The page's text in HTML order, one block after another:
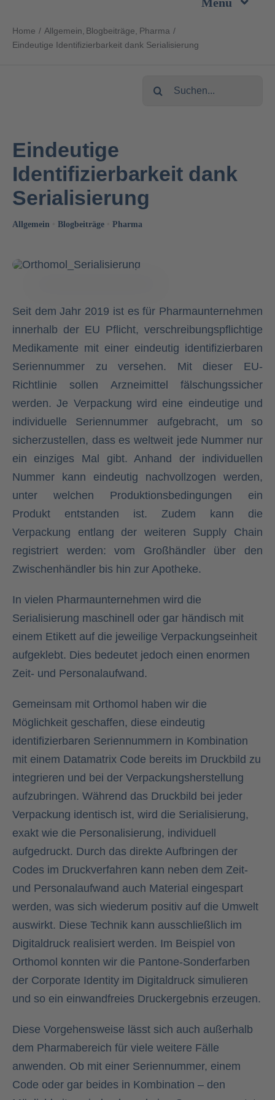
Inhalt
springen
Unternehmen
Nachhaltigkeit
Karriere
Home Allgemein Blogbeiträge Pharma
Eindeutige Identifizierbarkeit dank Serialisierung
Suche
Eindeutige
Identifizierbarkeit dank
Serialisierung
Allgemein Blogbeiträge• Pharma
Seit dem Jahr 2019 ist es für Pharmaunternehmen
innerhalb der EU Pflicht, verschreibungspflichtige
Medikamente mit einer eindeutig identifizierbaren
Seriennummer zu versehen. Mit dieser EU-
Richtlinie sollen Arzneimittel fälschungssicher
werden. Je Verpackung wird eine eindeutige und
individuelle Seriennummer aufgebracht, um so
sicherzustellen, dass es weltweit jede Nummer nur
ein einziges Mal gibt. Anhand der individuellen
Nummer kann eindeutig nachvollzogen werden,
unter welchen Produktionsbedingungen ein
Produkt entstanden ist. Zudem kann die
Verpackung entlang der weiteren Supply Chain
registriert werden: vom Großhändler über den
Zwischenhändler bis hin zur Apotheke.
In vielen Pharmaunternehmen wird die
Serialisierung maschinell oder gar händisch mit
einem Etikett auf die jeweilige Verpackungseinheit
aufgeklebt. Dies bedeutet jedoch einen enormen
Zeit- und Personalaufwand.
Gemeinsam mit Orthomol haben wir die
Möglichkeit geschaffen, diese eindeutig
identifizierbaren Seriennummern in Kombination
mit einem Datamatrix Code bereits im Druckbild zu
integrieren und bei der Verpackungsherstellung
aufzubringen. Während das Druckbild bei jeder
Verpackung identisch ist, wird die Serialisierung,
exakt wie die Personalisierung, individuell
aufgedruckt. Durch das direkte Aufbringen der
Codes im Druckverfahren kann neben dem Zeit-
und Personalaufwand auch Material eingespart
werden, was sich wiederum positiv auf die Umwelt
auswirkt. Diese Technik kann ausschließlich im
Digitaldruck realisiert werden. Im Beispiel von
Orthomol konnten wir die Pantone-Sonderfarben
der Corporate Identity im Digitaldruck simulieren
und so ein einwandfreies Druckergebnis erzeugen.
Diese Vorgehensweise lässt sich auch außerhalb
dem Pharmabereich für viele weitere Fälle
anwenden. Ob mit einer Seriennummer, einem
Code oder gar beides in Kombination – den